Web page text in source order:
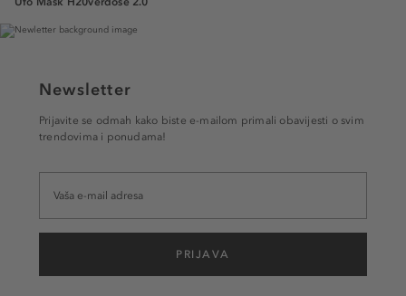
Newsletter
Prijavite se odmah kako biste e-mailom primali obavijesti o svim
trendovima i ponudama!
PRIJAVA